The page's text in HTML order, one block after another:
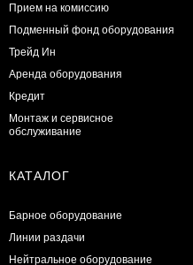
Прием на комиссию
Подменный фонд оборудования
Трейд Ин
Аренда оборудования
Кредит
Монтаж и сервисное
обслуживание
КАТАЛОГ
Барное оборудование
Линии раздачи
Нейтральное оборудование